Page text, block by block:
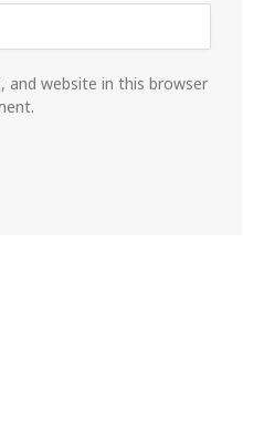
and website in this browser